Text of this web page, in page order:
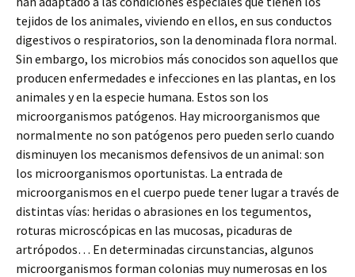
tejidos de los animales, viviendo en ellos, en sus conductos
digestivos o respiratorios, son la denominada flora normal.
Sin embargo, los microbios más conocidos son aquellos que
producen enfermedades e infecciones en las plantas, en los
animales y en la especie humana. Estos son los
microorganismos patógenos. Hay microorganismos que
normalmente no son patógenos pero pueden serlo cuando
disminuyen los mecanismos defensivos de un animal: son
los microorganismos oportunistas. La entrada de
microorganismos en el cuerpo puede tener lugar a través de
distintas vías: heridas o abrasiones en los tegumentos,
roturas microscópicas en las mucosas, picaduras de
artrópodos… En determinadas circunstancias, algunos
microorganismos forman colonias muy numerosas en los